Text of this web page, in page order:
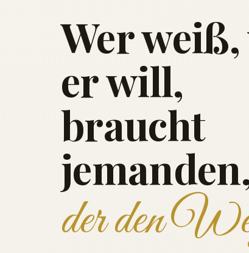
Wer
er will,
braucht
der den